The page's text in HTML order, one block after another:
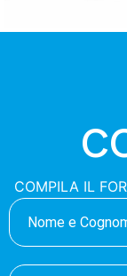
COMPILA IL